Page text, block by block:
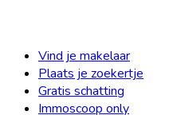
Vind je makelaar
Plaats je zoekertje
Gratis schatting
Immoscoop only